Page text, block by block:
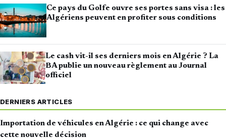
Ce pays du Golfe ouvre ses portes sans visa : les
Algériens peuvent en profiter sous conditions
Le cash vit-il ses derniers mois en Algérie ? La
BA publie un nouveau règlement au Journal
officiel
DERNIERS ARTICLES
Importation de véhicules en Algérie : ce qui change avec
cette nouvelle décision